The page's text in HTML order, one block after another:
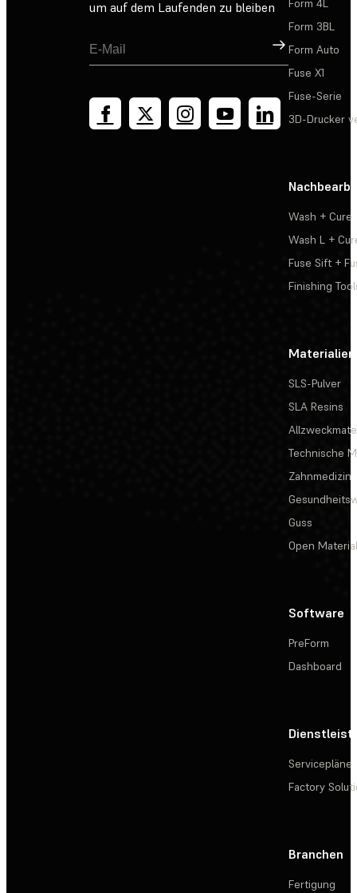
um auf dem Laufenden zu bleiben
Registrieren
Form 4L
Form 3BL
Form Auto
Fuse X1
Fuse-Serie
3D-Drucker
Wash + Cure
Wash L +
Fuse Sift +
Finishing
Materialien
SLS-Pulver
SLA Resins
Technische
Zahnmedizin
Guss
Open
Software
PreForm
Dashboard
Servicepläne
Factory
Branchen
Fertigung